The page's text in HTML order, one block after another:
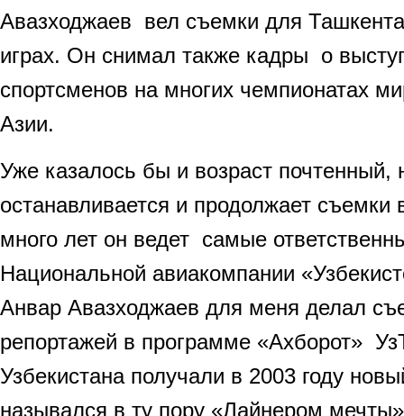
Авазходжаев вел съемки для
играх. Он снимал также кадры о
спортсменов на многих чемпионатах
Азии.
Уже казалось бы и возраст почтенный,
останавливается и продолжает съемки
много лет он ведет самые
Национальной авиакомпании
Анвар Авазходжаев для меня делал
репортажей в программе «Ахборот»
Узбекистана получали в 2003 году
назывался в ту пору «Лайнером